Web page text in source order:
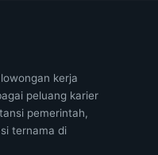
kerja
peluang karier
pemerintah,
ternama di